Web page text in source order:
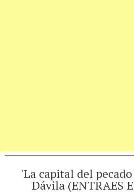
'La capital del
Dávila (ENTRAES